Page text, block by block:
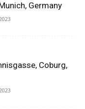
Germany
Coburg,